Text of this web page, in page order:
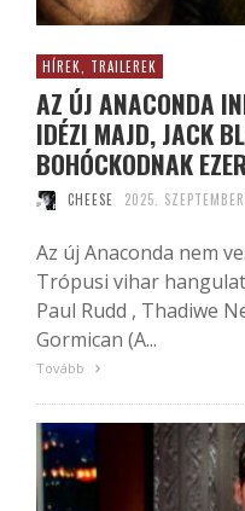
HÍREK, TRAILEREK
AZ ÚJ ANACONDA
IDÉZI MAJD, JACK
BOHÓCKODNAK
CHEESE 2025.
Az új Anaconda nem
Trópusi vihar
Paul Rudd , Thadiwe
Gormican (A...
Tovább